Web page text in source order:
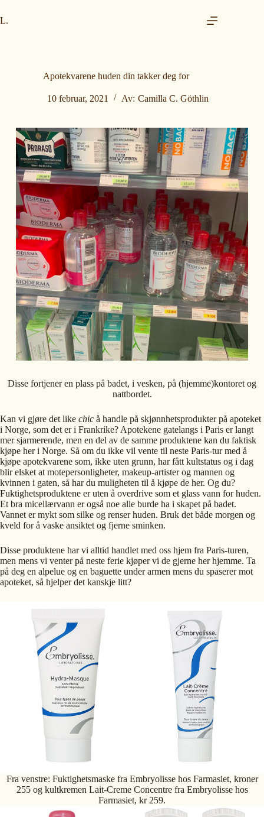
o
p
L.
Apotekvarene huden din takker deg for
10 februar, 2021 Av: Camilla C. Göthlin
Disse fortjener en plass på badet, i vesken, på (hjemme)kontoret og
nattbordet.
Kan vi gjøre det like chic å handle på skjønnhetsprodukter på apoteket
i Norge, som det er i Frankrike? Apotekene gatelangs i Paris er langt
mer sjarmerende, men en del av de samme produktene kan du faktisk
kjøpe her i Norge. Så om du ikke vil vente til neste Paris-tur med å
kjøpe apotekvarene som, ikke uten grunn, har fått kultstatus og i dag
blir elsket at motepersonligheter, makeup-artister og mannen og
kvinnen i gaten, så har du muligheten til å kjøpe de her. Og du?
Fuktighetsproduktene er uten å overdrive som et glass vann for huden.
Et bra micellærvann er også noe alle burde ha i skapet på badet.
Vannet er mykt som silke og renser huden. Bruk det både morgen og
kveld for å vaske ansiktet og fjerne sminken.
Disse produktene har vi alltid handlet med oss hjem fra Paris-turen,
men mens vi venter på neste ferie kjøper vi de gjerne her hjemme. Ta
på deg en alpelue og en baguette under armen mens du spaserer mot
apoteket, så hjelper det kanskje litt?
Fra venstre: Fuktighetsmaske fra Embryolisse hos Farmasiet, kroner
255 og kultkremen Lait-Creme Concentre fra Embryolisse hos
Farmasiet, kr 259.